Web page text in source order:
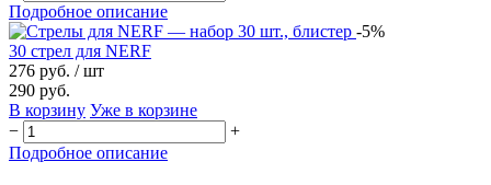
Подробное описание
-5%
30 стрел для NERF
276 руб. / шт
290 руб.
В корзину Уже в корзине
−
+
Подробное описание